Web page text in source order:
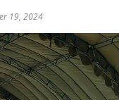
19, 2024